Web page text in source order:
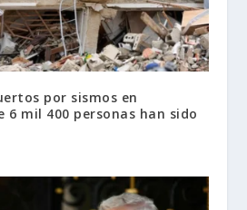
por sismos en
6 mil 400 personas han sido